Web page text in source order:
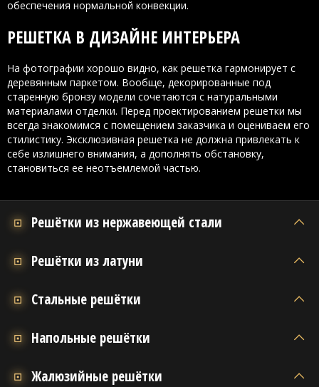
обеспечения нормальной конвекции.
РЕШЕТКА В ДИЗАЙНЕ ИНТЕРЬЕРА
На фотографии хорошо видно, как решетка гармонирует с
деревянным паркетом. Вообще, декорированные под
старенную бронзу модели сочетаются с натуральными
материалами отделки. Перед проектированием решетки мы
всегда знакомимся с помещением заказчика и оцениваем его
стилистику. Эксклюзивная решетка не должна привлекать к
себе излишнего внимания, а дополнять обстановку,
становиться ее неотъемлемой частью.
Решётки из нержавеющей стали
Решётки из латуни
Стальные решётки
Напольные решётки
Жалюзийные решётки